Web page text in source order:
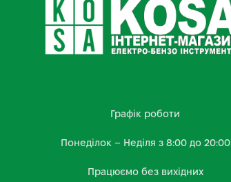
Графік роботи
Понеділок – Неділя з 8:00 до 20:00
Працюємо без вихідних